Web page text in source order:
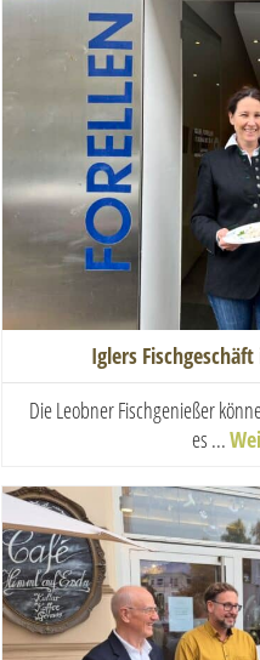
Iglers
Die Leobner Fischgenießer
es ...